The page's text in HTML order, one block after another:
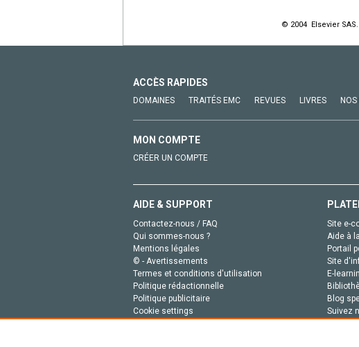
© 2004 Elsevier
ACCÈS RAPIDES
DOMAINES TRAITÉS EMC REVUES LIVRES
MON COMPTE
CRÉER UN COMPTE
AIDE & SUPPORT
Contactez-nous / FAQ
Qui sommes-nous ?
Mentions légales
© - Avertissements
Termes et conditions d'utilisation
Politique rédactionnelle
Politique publicitaire
Cookie settings
Site e-
Aide à
Portail
Site
E-
Blog
Suivez